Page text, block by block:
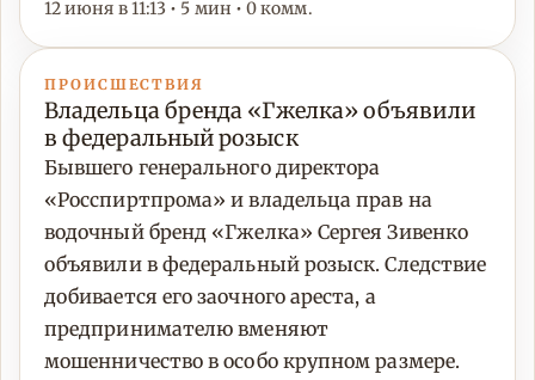
12 июня в 11:13 • 5 мин • 0 комм.
ПРОИСШЕСТВИЯ
Владельца бренда «Гжелка» объявили
в федеральный розыск
Бывшего генерального директора
«Росспиртпрома» и владельца прав на
водочный бренд «Гжелка» Сергея Зивенко
объявили в федеральный розыск. Следствие
добивается его заочного ареста, а
предпринимателю вменяют
мошенничество в особо крупном размере.